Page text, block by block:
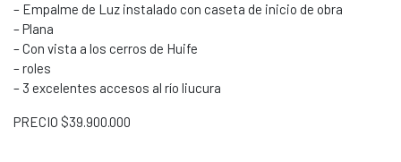
– Empalme de Luz instalado con caseta de inicio de obra
– Plana
– Con vista a los cerros de Huife
– roles
– 3 excelentes accesos al río liucura
PRECIO $39.900.000